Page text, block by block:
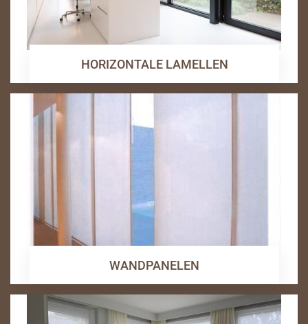
HORIZONTALE LAMELLEN
WANDPANELEN